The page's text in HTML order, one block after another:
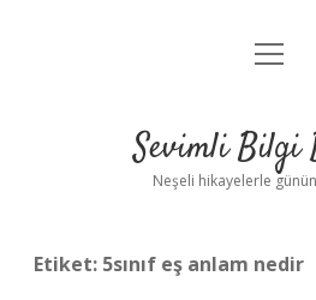
Anasayfa
Yasal
menüyü
Sevimli Bilgi
Neşeli hikayelerle
Etiket: 5sınıf eş anlam nedir